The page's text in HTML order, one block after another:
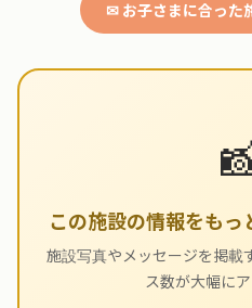
✉ お子さまに合った
この施設の情報をもっ
施設写真やメッセージを掲載
ス数が大幅にア